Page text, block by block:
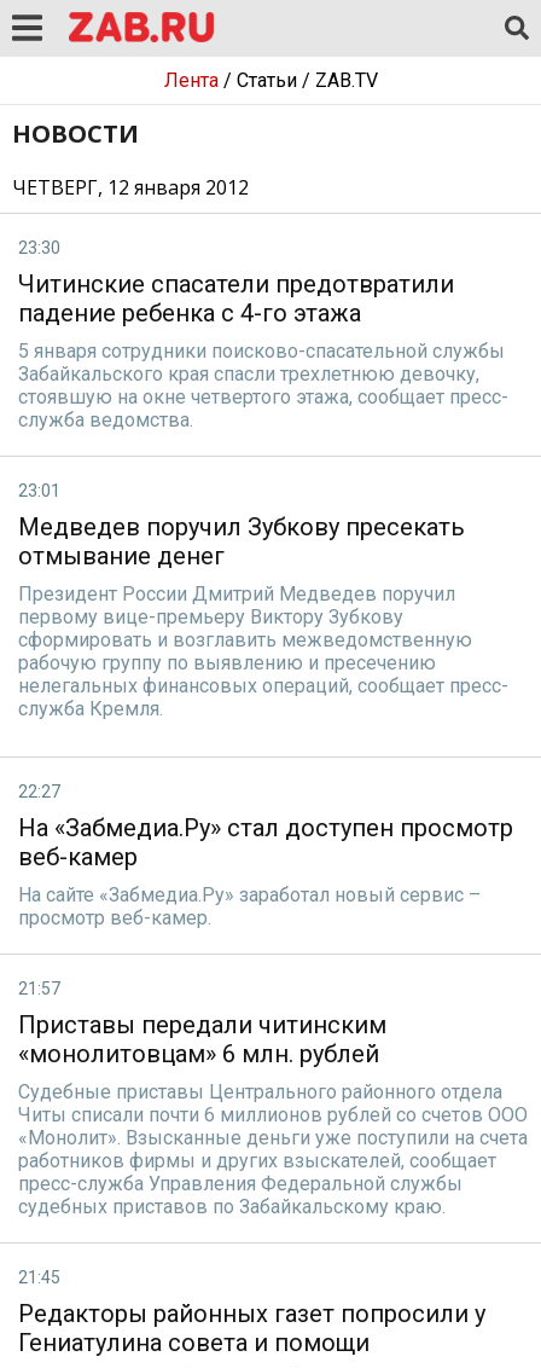
Лента/ Статьи/ ZAB.TV
НОВОСТИ
ЧЕТВЕРГ, 12 января 2012
23:30
Читинские спасатели предотвратили
падение ребенка с 4-го этажа
5 января сотрудники поисково-спасательной службы
Забайкальского края спасли трехлетнюю девочку,
стоявшую на окне четвертого этажа, сообщает пресс-
служба ведомства.
23:01
Медведев поручил Зубкову пресекать
отмывание денег
Президент России Дмитрий Медведев поручил
первому вице-премьеру Виктору Зубкову
сформировать и возглавить межведомственную
рабочую группу по выявлению и пресечению
нелегальных финансовых операций, сообщает пресс-
служба Кремля.
22:27
На «Забмедиа.Ру» стал доступен просмотр
веб-камер
На сайте «Забмедиа.Ру» заработал новый сервис –
просмотр веб-камер.
21:57
Приставы передали читинским
«монолитовцам» 6 млн. рублей
Судебные приставы Центрального районного отдела
Читы списали почти 6 миллионов рублей со счетов ООО
«Монолит». Взысканные деньги уже поступили на счета
работников фирмы и других взыскателей, сообщает
пресс-служба Управления Федеральной службы
судебных приставов по Забайкальскому краю.
21:45
Редакторы районных газет попросили у
Гениатулина совета и помощи